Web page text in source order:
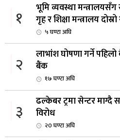
१
भूमि व्यवस्था
गृह र शिक्षा मन्त्रालय दोस्रो
५ घण्टा अघि
२
लाभांश घोषणा गर्ने
बैंक
१७ घण्टा अघि
३
ढल्केबर ट्रमा सेन्टर
विरोध
२0 घण्टा अघि